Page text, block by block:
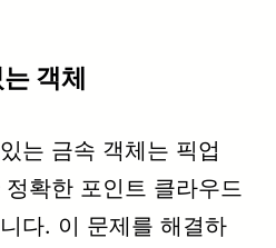
객체
는 금속 객체는 픽업
확한 포인트 클라우드
다. 이 문제를 해결하